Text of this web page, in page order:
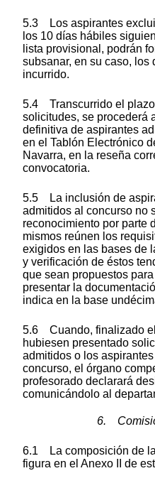
5.3 Los aspirantes
los 10 días hábiles
lista provisional, podrán
subsanar, en su caso, los
incurrido.
5.4 Transcurrido el
solicitudes, se procederá
definitiva de aspirantes
en el Tablón Electrónico
Navarra, en la reseña
convocatoria.
5.5 La inclusión de
admitidos al concurso no
reconocimiento por parte
mismos reúnen los
exigidos en las bases de
y verificación de éstos
que sean propuestos
presentar la
indica en la base
5.6 Cuando, finalizado
hubiesen presentado
admitidos o los
concurso, el órgano
profesorado declarará
comunicándolo al
6.
6.1 La composición de
figura en el Anexo II de